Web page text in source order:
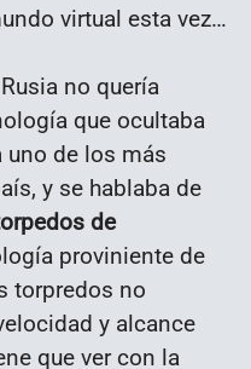
virtual esta vez…
no quería
que ocultaba
uno de los más
y se hablaba de
de
proviniente de
torpredos no
y alcance
que ver con la